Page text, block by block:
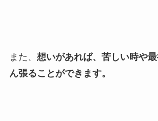
また、 想いがあれば、苦しい時や
ん張ることができます。